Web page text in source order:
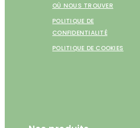
OÙ NOUS TROUVER
POLITIQUE DE
CONFIDENTIALITÉ
POLITIQUE DE COOKIES